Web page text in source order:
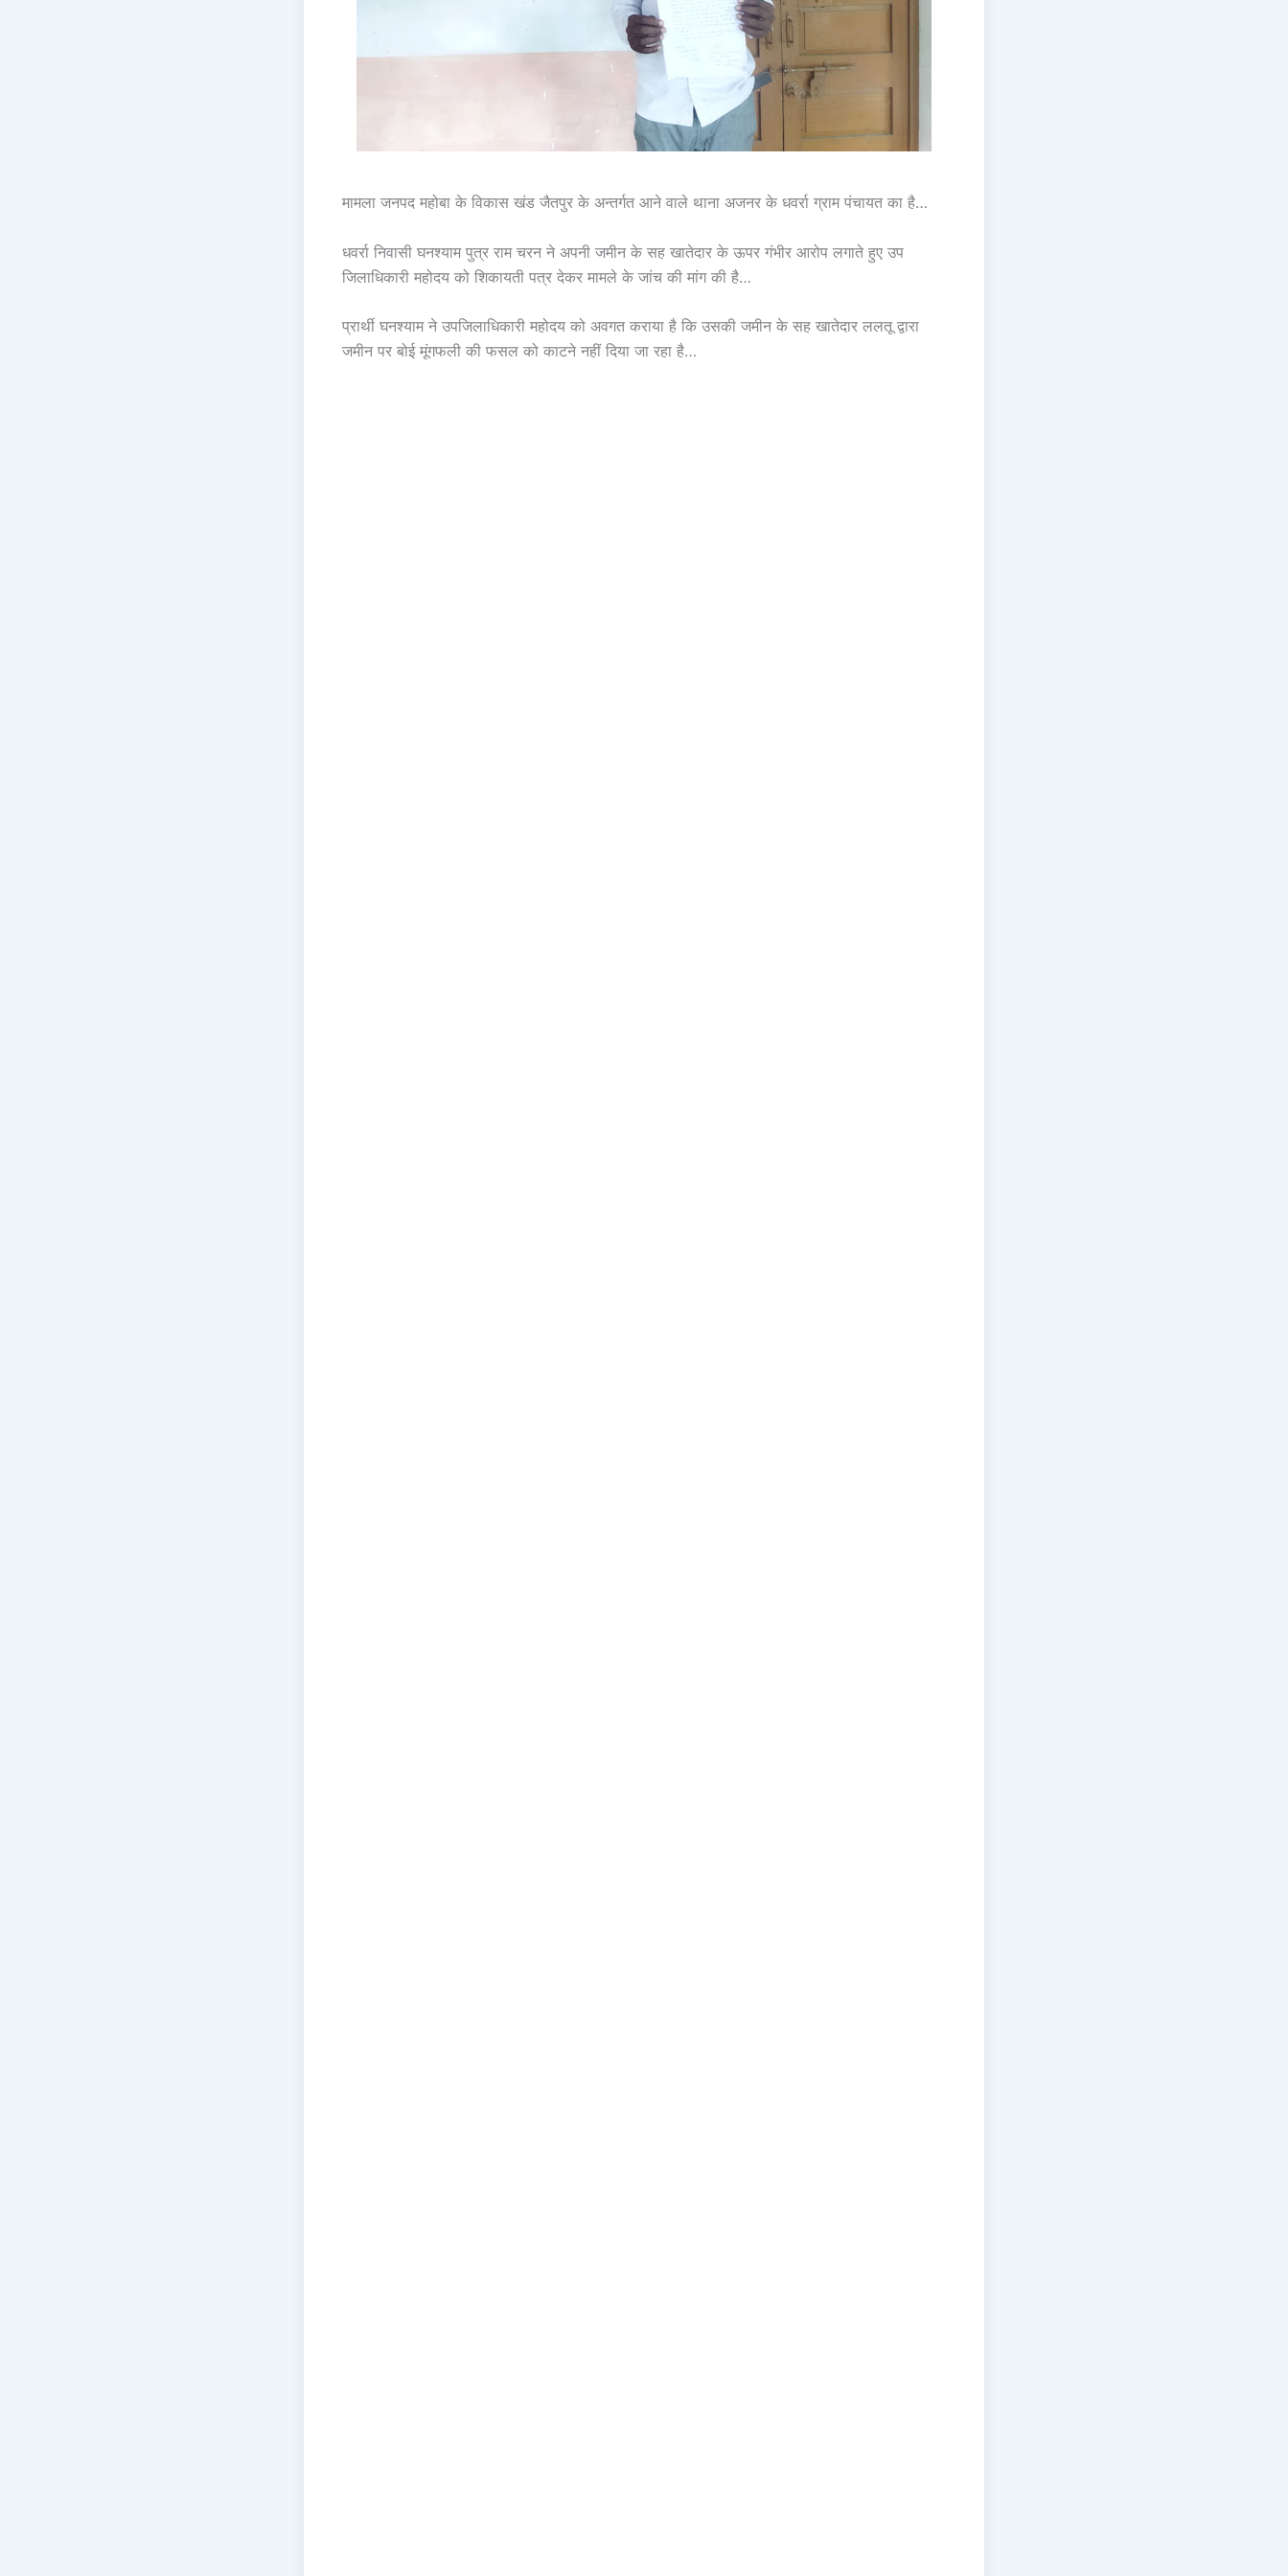
मामला जनपद महोबा के विकास खंड जैतपुर के अन्तर्गत आने वाले थाना अजनर के धवर्रा ग्राम पंचायत का है…
धवर्रा निवासी घनश्याम पुत्र राम चरन ने अपनी जमीन के सह खातेदार के ऊपर गंभीर आरोप लगाते हुए उप
जिलाधिकारी महोदय को शिकायती पत्र देकर मामले के जांच की मांग की है…
प्रार्थी घनश्याम ने उपजिलाधिकारी महोदय को अवगत कराया है कि उसकी जमीन के सह खातेदार ललतू द्वारा
जमीन पर बोई मूंगफली की फसल को काटने नहीं दिया जा रहा है…